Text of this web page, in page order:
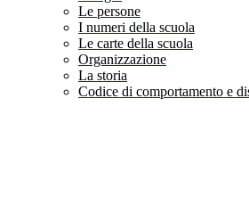
Le persone
I numeri della scuola
Le carte della scuola
Organizzazione
La storia
Codice di comportamento e